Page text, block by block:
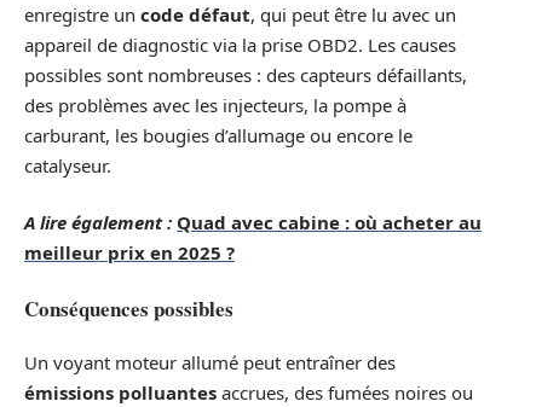
enregistre un code défaut, qui peut être lu avec un
appareil de diagnostic via la prise OBD2. Les causes
possibles sont nombreuses : des capteurs défaillants,
des problèmes avec les injecteurs, la pompe à
carburant, les bougies d’allumage ou encore le
catalyseur.
A lire également : Quad avec cabine : où acheter au
meilleur prix en 2025 ?
Conséquences possibles
Un voyant moteur allumé peut entraîner des
émissions polluantes accrues, des fumées noires ou